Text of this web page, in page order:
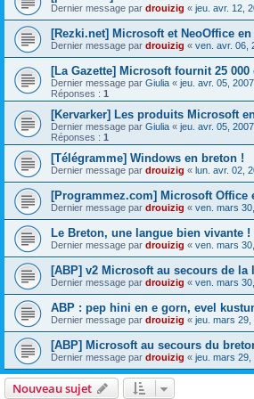
Dernier message par drouizig « jeu. avr. 12,
[Rezki.net] Microsoft et NeoOffice
Dernier message par drouizig « ven. avr. 06,
[La Gazette] Microsoft fournit 25
Dernier message par Giulia « jeu. avr. 05,
Réponses : 1
[Kervarker] Les produits Microsoft
Dernier message par Giulia « jeu. avr. 05,
Réponses : 1
[Télégramme] Windows en breton !
Dernier message par drouizig « lun. avr. 02,
[Programmez.com] Microsoft Office
Dernier message par drouizig « ven. mars
Le Breton, une langue bien vivante !
Dernier message par drouizig « ven. mars
[ABP] v2 Microsoft au secours de la
Dernier message par drouizig « ven. mars
ABP : pep hini en e gorn, evel
Dernier message par drouizig « jeu. mars 29,
[ABP] Microsoft au secours du
Dernier message par drouizig « jeu. mars 29,
Nouveau sujet